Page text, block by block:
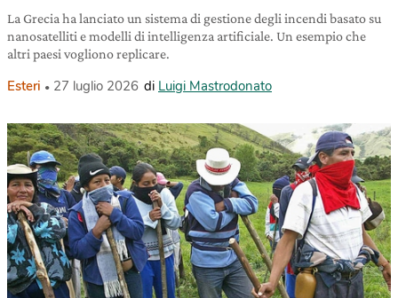
La Grecia ha lanciato un sistema di gestione degli incendi basato su
nanosatelliti e modelli di intelligenza artificiale. Un esempio che
altri paesi vogliono replicare.
Esteri 27 luglio 2026 di Luigi Mastrodonato